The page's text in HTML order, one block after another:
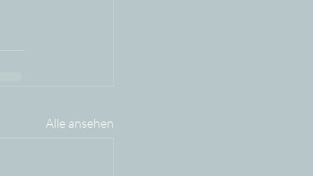
Alle ansehen